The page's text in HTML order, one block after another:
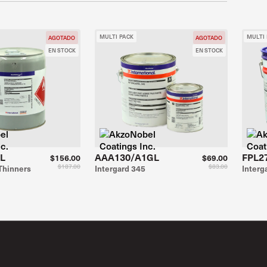
AGOTADO
EN STOCK
$187.00
$156.00
AGOTADO
EN STOCK
MULTI PACK
AAA130/A1GL
Intergard 345 $83.00
$69.00
MULTI